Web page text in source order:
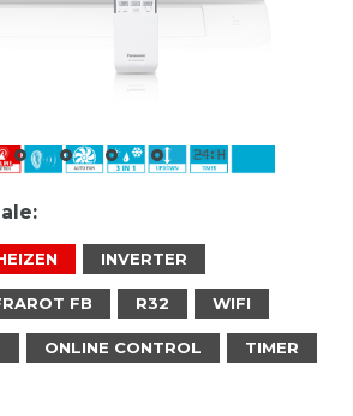
INVERTER
FB R32 WIFI
ONLINE CONTROL TIMER